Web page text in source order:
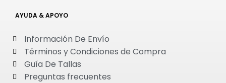
AYUDA & APOYO
Información De Envío
Términos y Condiciones de Compra
Guía De Tallas
Preguntas frecuentes